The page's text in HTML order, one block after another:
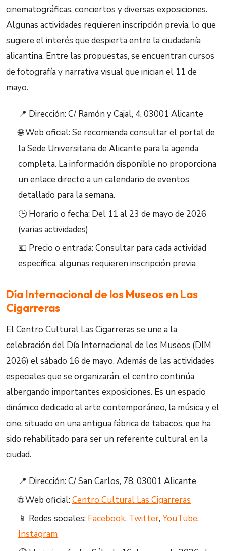
cinematográficas, conciertos y diversas exposiciones.
Algunas actividades requieren inscripción previa, lo que
sugiere el interés que despierta entre la ciudadanía
alicantina. Entre las propuestas, se encuentran cursos
de fotografía y narrativa visual que inician el 11 de
mayo.
📍 Dirección: C/ Ramón y Cajal, 4, 03001 Alicante
🌐 Web oficial: Se recomienda consultar el portal de
la Sede Universitaria de Alicante para la agenda
completa. La información disponible no proporciona
un enlace directo a un calendario de eventos
detallado para la semana.
🕒 Horario o fecha: Del 11 al 23 de mayo de 2026
(varias actividades)
💶 Precio o entrada: Consultar para cada actividad
específica, algunas requieren inscripción previa
Día Internacional de los Museos en Las
Cigarreras
El Centro Cultural Las Cigarreras se une a la
celebración del Día Internacional de los Museos (DIM
2026) el sábado 16 de mayo. Además de las actividades
especiales que se organizarán, el centro continúa
albergando importantes exposiciones. Es un espacio
dinámico dedicado al arte contemporáneo, la música y el
cine, situado en una antigua fábrica de tabacos, que ha
sido rehabilitado para ser un referente cultural en la
ciudad.
📍 Dirección: C/ San Carlos, 78, 03001 Alicante
🌐 Web oficial:Centro Cultural Las Cigarreras
📱 Redes sociales: Facebook, Twitter, YouTube,
Instagram